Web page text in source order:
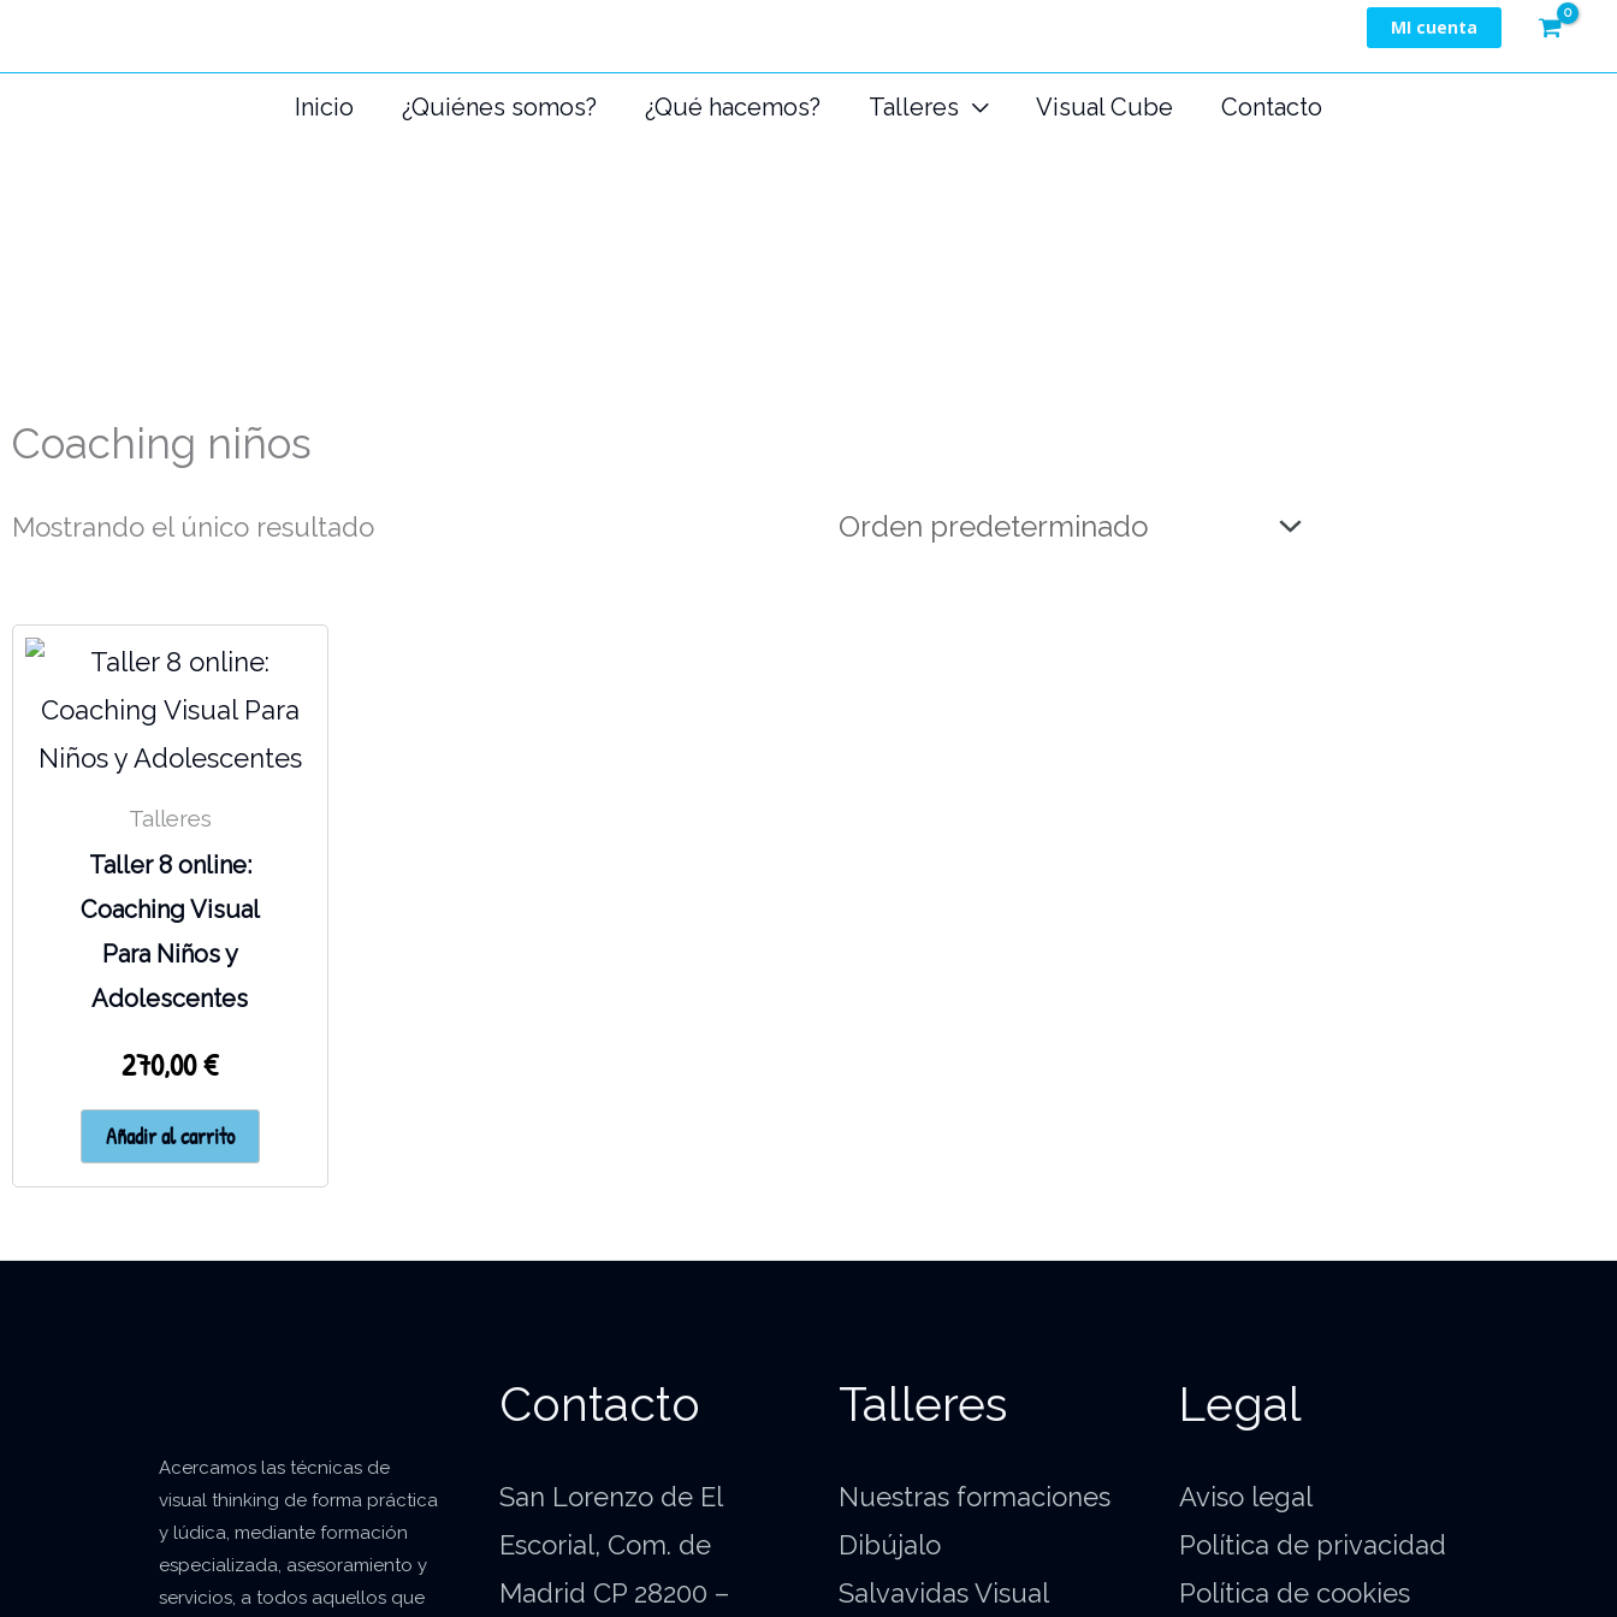
al
MI cuenta
Inicio ¿Quiénes somos? ¿Qué hacemos? Talleres Visual Cube Contacto
Coaching niños
Mostrando el único resultado
Talleres
Taller 8 online:
Coaching Visual
Para Niños y
Adolescentes
270,00€
Añadir al carrito
Acercamos las técnicas de
visual thinking de forma práctica
y lúdica, mediante formación
especializada, asesoramiento y
servicios, a todos aquellos que
Contacto
San Lorenzo de El
Escorial, Com. de
Madrid CP 28200 –
Talleres
Nuestras formaciones
Dibújalo
Salvavidas Visual
Legal
Aviso legal
Política de privacidad
Política de cookies